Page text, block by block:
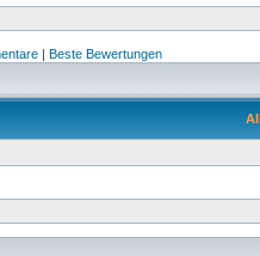
| Beste Bewertungen